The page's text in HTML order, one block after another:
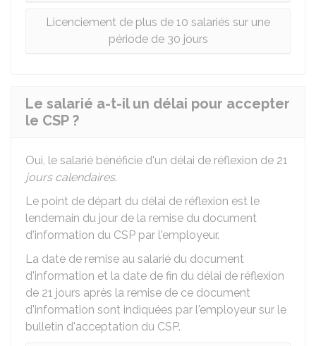
Licenciement de plus de 10 salariés sur une
période de 30 jours
Le salarié a-t-il un délai pour accepter
le CSP ?
Oui, le salarié bénéficie d'un délai de réflexion de 21
jours calendaires.
Le point de départ du délai de réflexion est le
lendemain du jour de la remise du document
d'information du CSP par l'employeur.
La date de remise au salarié du document
d'information et la date de fin du délai de réflexion
de 21 jours après la remise de ce document
d'information sont indiquées par l'employeur sur le
bulletin d'acceptation du CSP.